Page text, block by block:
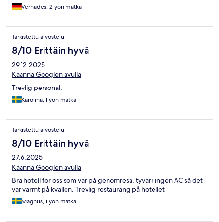
Vernades, 2 yön matka
Tarkistettu arvostelu
8/10 Erittäin hyvä
29.12.2025
Käännä Googlen avulla
Trevlig personal,
Karolina, 1 yön matka
Tarkistettu arvostelu
8/10 Erittäin hyvä
27.6.2025
Käännä Googlen avulla
Bra hotell för oss som var på genomresa, tyvärr ingen AC så det
var varmt på kvällen. Trevlig restaurang på hotellet
Magnus, 1 yön matka